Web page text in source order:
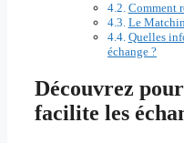
Comment
Le
Quelles
échange ?
Découvrez
facilite les